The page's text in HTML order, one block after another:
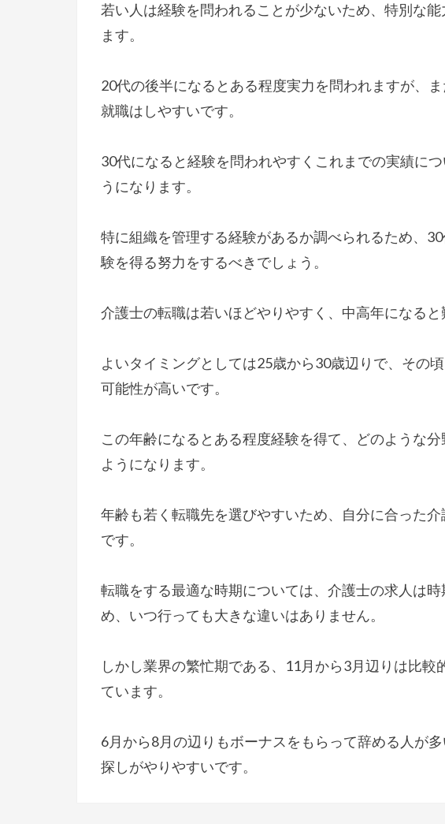
若い人は経験を問われることが少ないため、特別な
ます。
20代の後半になるとある程度実力を問われますが、
就職はしやすいです。
30代になると経験を問われやすくこれまでの実績に
うになります。
特に組織を管理する経験があるか調べられるため、
験を得る努力をするべきでしょう。
介護士の転職は若いほどやりやすく、中高年になると
よいタイミングとしては25歳から30歳辺りで、その
可能性が高いです。
この年齢になるとある程度経験を得て、どのような
ようになります。
年齢も若く転職先を選びやすいため、自分に合った
です。
転職をする最適な時期については、介護士の求人は
め、いつ行っても大きな違いはありません。
しかし業界の繁忙期である、11月から3月辺りは比較
ています。
6月から8月の辺りもボーナスをもらって辞める人が
探しがやりやすいです。